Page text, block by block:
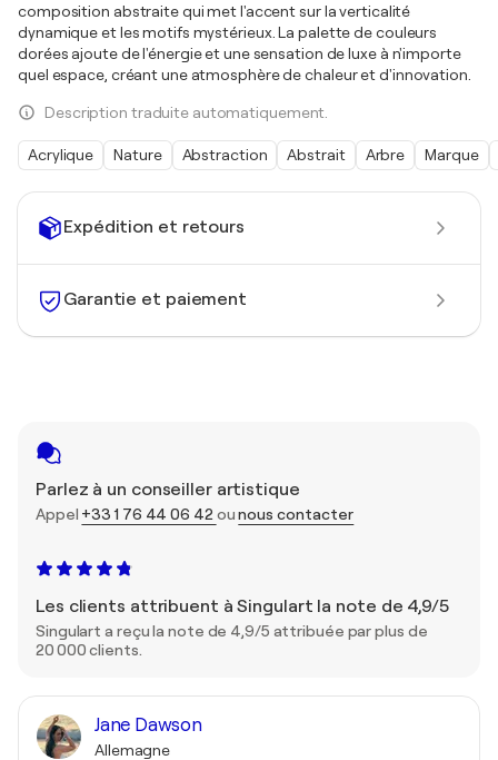
Expédition et retours
Garantie et paiement
Parlez à un conseiller artistique
Appel +33 1 76 44 06 42 ounous contacter
Les clients attribuent à Singulart la note de 4,9/5
Singulart a reçu la note de 4,9/5 attribuée par plus de
20 000 clients.
Jane Dawson
Allemagne
composition abstraite qui met l'accent sur la verticalité
dynamique et les motifs mystérieux. La palette de couleurs
dorées ajoute de l'énergie et une sensation de luxe à n'importe
quel espace, créant une atmosphère de chaleur et d'innovation.
Description traduite automatiquement.
Acrylique Nature Abstraction Abstrait Arbre Marque